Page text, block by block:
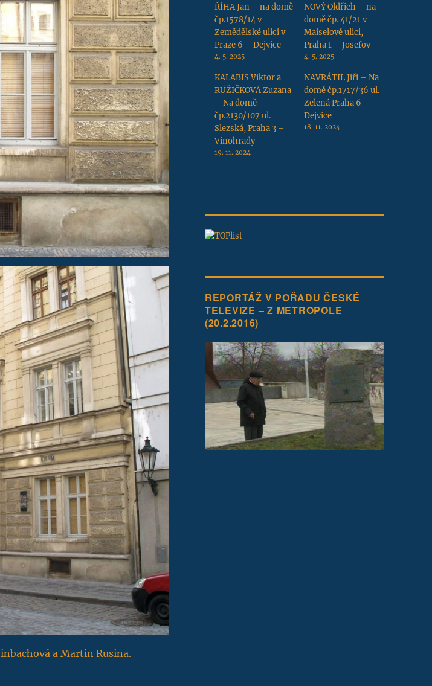
a Martin Rusina.
ŘÍHA Jan – na domě
čp.1578/14 v
Zemědělské ulici v
Praze 6 – Dejvice
4. 5. 2025
NOVÝ Oldřich – na
domě čp. 41/21 v
Maiselově ulici,
Praha 1 – Josefov
4. 5. 2025
KALABIS Viktor a
RŮŽIČKOVÁ Zuzana
– Na domě
čp.2130/107 ul.
Slezská, Praha 3 –
Vinohrady
19. 11. 2024
NAVRÁTIL Jiří – Na
domě čp.1717/36 ul.
Zelená Praha 6 –
Dejvice
18. 11. 2024
REPORTÁŽ V POŘADU ČESKÉ
TELEVIZE – Z METROPOLE
(20.2.2016)